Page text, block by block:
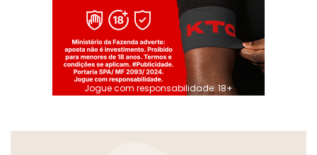
Jogue com responsabilidade. 18+